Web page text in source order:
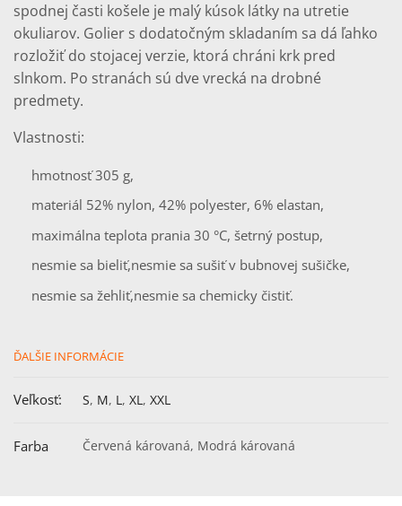
spodnej časti košele je malý kúsok látky na utretie
okuliarov. Golier s dodatočným skladaním sa dá ľahko
rozložiť do stojacej verzie, ktorá chráni krk pred
slnkom. Po stranách sú dve vrecká na drobné
predmety.
Vlastnosti:
hmotnosť 305 g,
materiál 52% nylon, 42% polyester, 6% elastan,
maximálna teplota prania 30 °C, šetrný postup,
nesmie sa bieliť,nesmie sa sušiť v bubnovej sušičke,
nesmie sa žehliť,nesmie sa chemicky čistiť.
ĎALŠIE INFORMÁCIE
Veľkosť: S, M, L, XL, XXL
Farba Červená károvaná, Modrá károvaná